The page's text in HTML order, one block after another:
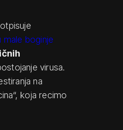
male boginje
virusa.
na
koja recimo